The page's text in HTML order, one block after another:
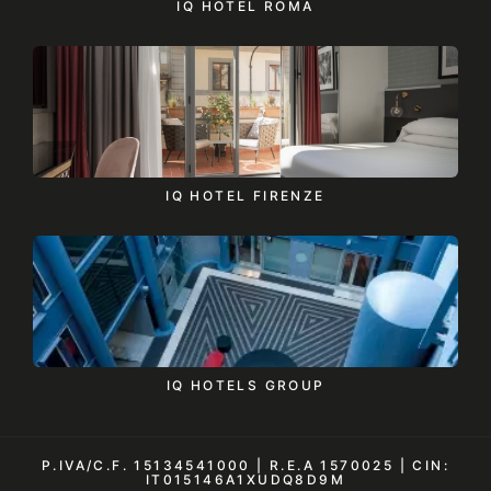
IQ HOTEL ROMA
IQ HOTEL FIRENZE
IQ HOTELS GROUP
P.IVA/C.F. 15134541000 | R.E.A 1570025 |CIN:
IT015146A1XUDQ8D9M